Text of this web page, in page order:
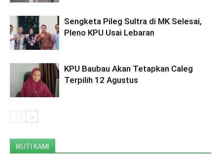
Sengketa Pileg Sultra di MK Selesai,
Pleno KPU Usai Lebaran
KPU Baubau Akan Tetapkan Caleg
Terpilih 12 Agustus
IKUTI KAMI